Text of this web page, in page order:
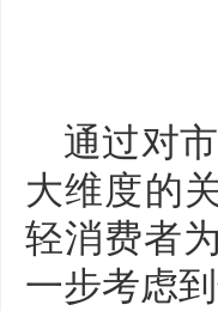
通过对
大维度的
轻消费者
一步考虑